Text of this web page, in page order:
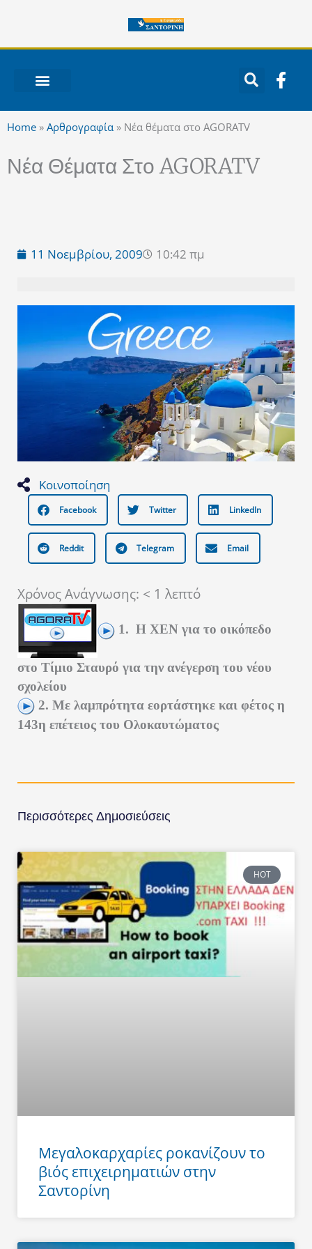
περιεχόμενο
F
a
Home » Αρθρογραφία » Νέα θέματα στο AGORATV
Νέα Θέματα Στο AGORATV
11 Νοεμβρίου, 2009 10:42 πμ
Κοινοποίηση
Facebook Twitter LinkedIn
Reddit Telegram Email
Χρόνος Ανάγνωσης: < 1 λεπτό
1. Η ΧΕΝ για το οικόπεδο
στο Τίμιο Σταυρό για την ανέγερση του νέου
σχολείου
2. Με λαμπρότητα εορτάστηκε και φέτος η
143η επέτειος του Ολοκαυτώματος
Περισσότερες Δημοσιεύσεις
HOT
Μεγαλοκαρχαρίες ροκανίζουν το
βιός επιχειρηματιών στην
Σαντορίνη